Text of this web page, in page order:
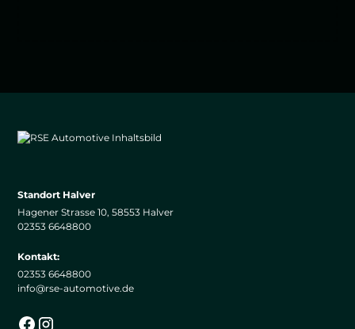
Standort Halver
Hagener Strasse 10, 58553 Halver
02353 6648800
Kontakt:
02353 6648800
info@rse-automotive.de